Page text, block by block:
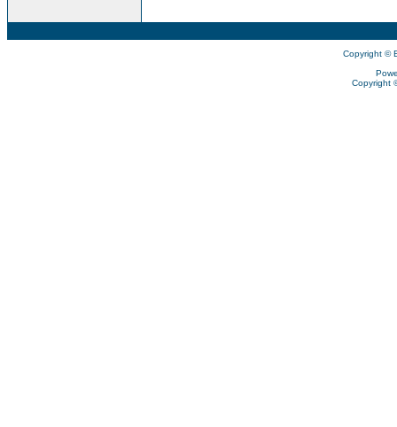
Copyright ©
Copyright